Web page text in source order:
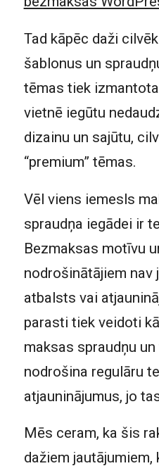
Tad kāpēc daži
šablonus un
tēmas tiek
vietnē iegūtu
dizainu un sajūtu,
“premium” tēmas.
Vēl viens iemesls
spraudņa iegādei ir
Bezmaksas motīvu
nodrošinātājiem nav
atbalsts vai
parasti tiek veidoti
maksas spraudņu
nodrošina regulāru
atjauninājumus, jo
Mēs ceram, ka šis
dažiem